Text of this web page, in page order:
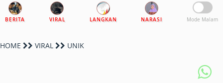
BERITA VIRAL LANGKAN NARASI Mode Malam
HOME VIRAL UNIK